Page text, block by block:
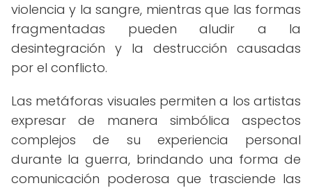
violencia y la sangre, mientras que las formas
fragmentadas pueden aludir a la
desintegración y la destrucción causadas
por el conflicto.
Las metáforas visuales permiten a los artistas
expresar de manera simbólica aspectos
complejos de su experiencia personal
durante la guerra, brindando una forma de
comunicación poderosa que trasciende las